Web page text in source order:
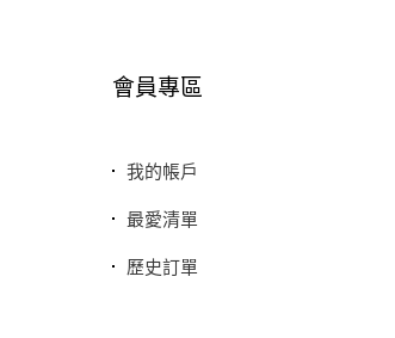
會員專區
我的帳戶
最愛清單
歷史訂單